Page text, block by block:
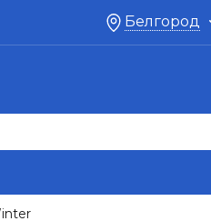
Белгород